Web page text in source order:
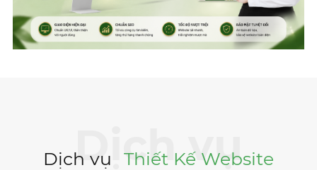
Dịch vụ Thiết Kế Website